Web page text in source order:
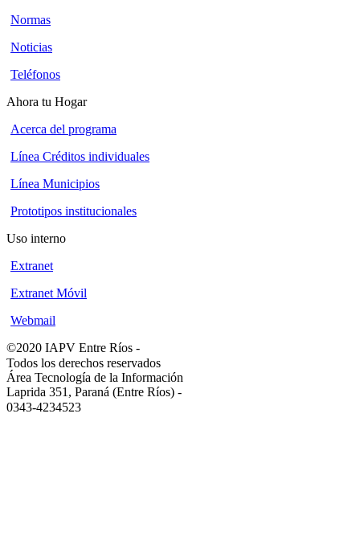
Normas
Noticias
Teléfonos
Ahora tu Hogar
Acerca del programa
Línea Créditos individuales
Línea Municipios
Prototipos institucionales
Uso interno
Extranet
Extranet Móvil
Webmail
©2020 IAPV Entre Ríos -
Todos los derechos reservados
Área Tecnología de la Información
Laprida 351, Paraná (Entre Ríos) -
0343-4234523